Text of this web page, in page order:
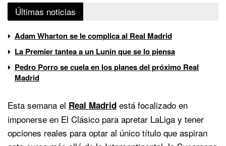
Últimas noticias
Adam Wharton se le complica al Real Madrid
La Premier tantea a un Lunin que se lo piensa
Pedro Porro se cuela en los planes del próximo Real
Madrid
Esta semana el Real Madrid está focalizado en
imponerse en El Clásico para apretar LaLiga y tener
opciones reales para optar al único título que aspiran